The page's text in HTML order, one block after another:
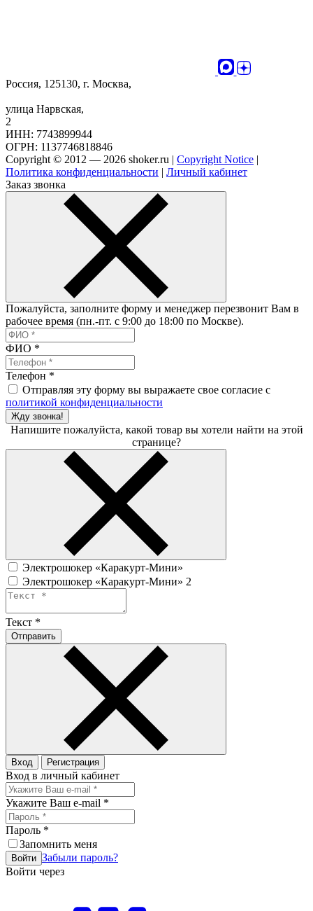
Россия, 125130, г. Москва,
улица Нарвская,
2
ИНН: 7743899944
ОГРН: 1137746818846
Copyright © 2012 — 2026 shoker.ru | Copyright Notice |
Политика конфиденциальности | Личный кабинет
Заказ звонка
Пожалуйста, заполните форму и менеджер перезвонит Вам в
рабочее время (пн.-пт. с 9:00 до 18:00 по Москве).
ФИО *
Телефон *
Отправляя эту форму вы выражаете свое согласие с
политикой конфиденциальности
Жду звонка!
Напишите пожалуйста, какой товар вы хотели найти на этой
странице?
Электрошокер «Каракурт-Мини»
Электрошокер «Каракурт-Мини» 2
Текст *
Отправить
Вход Регистрация
Вход в личный кабинет
Укажите Ваш e-mail *
Пароль *
Запомнить меня
Войти Забыли пароль?
Войти через